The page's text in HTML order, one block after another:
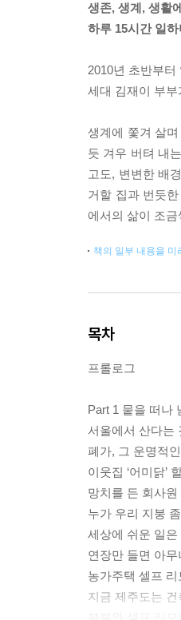
생존, 생계, 생활
하루 15시간 일
2010년 초반부
세대 김재이 부
생계에 쫓겨 살
듯 겨우 버텨 내
고도, 변변한 배
거할 집과 번듯
에서의 삶이 조
책의 일부 내용을 미
목차
프롤로그
Part 1 뭍을 떠나
서울에서 산다는
폐가, 그 운명적
이웃집 ‘어미닭’
망치를 든 회사원
누가 우리 지붕
세상에 쉬운 일은
연장만 들면 아무
농가주택 셀프 리
지금 제주도는